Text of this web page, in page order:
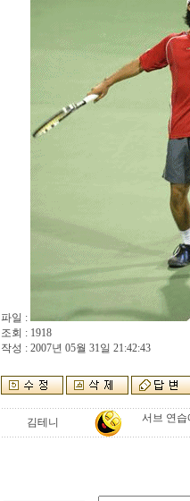
파일 :
조회 : 1918
작성 : 2007년 05월 31일 21:42:43
김테니 서브 연